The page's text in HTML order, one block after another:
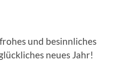
und besinnliches
neues Jahr!